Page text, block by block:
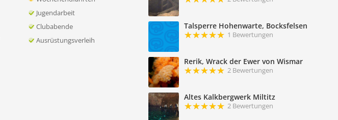
Talsperre Hohenwarte, Bocksfelsen
1 Bewertungen
Rerik, Wrack der Ewer von Wismar
2 Bewertungen
Altes Kalkbergwerk Miltitz
2 Bewertungen
Jugendarbeit
Clubabende
Ausrüstungsverleih